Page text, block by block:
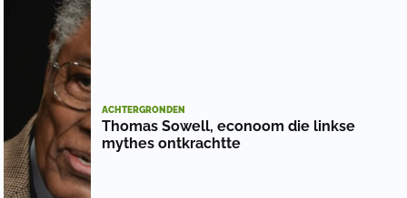
ACHTERGRONDEN
Thomas Sowell, econoom die linkse
mythes ontkrachtte